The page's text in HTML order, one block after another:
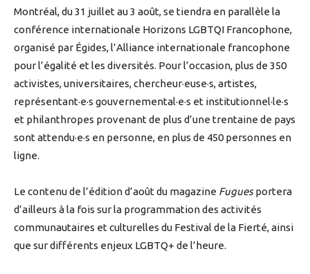
Montréal, du 31 juillet au 3 août, se tiendra en parallèle la
conférence internationale Horizons LGBTQI Francophone,
organisé par Égides, l’Alliance internationale francophone
pour l’égalité et les diversités. Pour l’occasion, plus de 350
activistes, universitaires, chercheur·euse·s, artistes,
représentant·e·s gouvernemental·e·s et institutionnel·le·s
et philanthropes provenant de plus d’une trentaine de pays
sont attendu·e·s en personne, en plus de 450 personnes en
ligne.
Le contenu de l’édition d’août du magazine Fuguesportera
d’ailleurs à la fois sur la programmation des activités
communautaires et culturelles du Festival de la Fierté, ainsi
que sur différents enjeux LGBTQ+ de l’heure.